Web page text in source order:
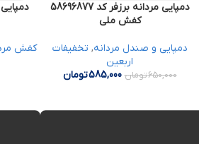
دمپایی مردانه برزفر کد 58696877
کفش ملی
دمپایی و صندل مردانه, تخفیفات
اربعین
650,000تومان 585,000تومان
کفش